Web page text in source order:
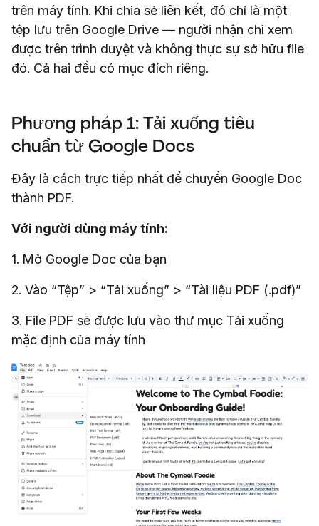
trên máy tính. Khi chia sẻ liên kết, đó chỉ là một
tệp lưu trên Google Drive — người nhận chỉ xem
được trên trình duyệt và không thực sự sở hữu file
đó. Cả hai đều có mục đích riêng.
Phương pháp 1: Tải xuống tiêu
chuẩn từ Google Docs
Đây là cách trực tiếp nhất để chuyển Google Doc
thành PDF.
Với người dùng máy tính:
1. Mở Google Doc của bạn
2. Vào “Tệp” > “Tải xuống” > “Tài liệu PDF (.pdf)”
3. File PDF sẽ được lưu vào thư mục Tải xuống
mặc định của máy tính